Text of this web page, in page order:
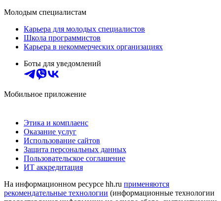
Молодым специалистам
Карьера для молодых специалистов
Школа программистов
Карьера в некоммерческих организациях
Боты для уведомлений
Мобильное приложение
Этика и комплаенс
Оказание услуг
Использование сайтов
Защита персональных данных
Пользовательское соглашение
ИТ аккредитация
На информационном ресурсе hh.ru применяются
рекомендательные технологии (информационные технологии